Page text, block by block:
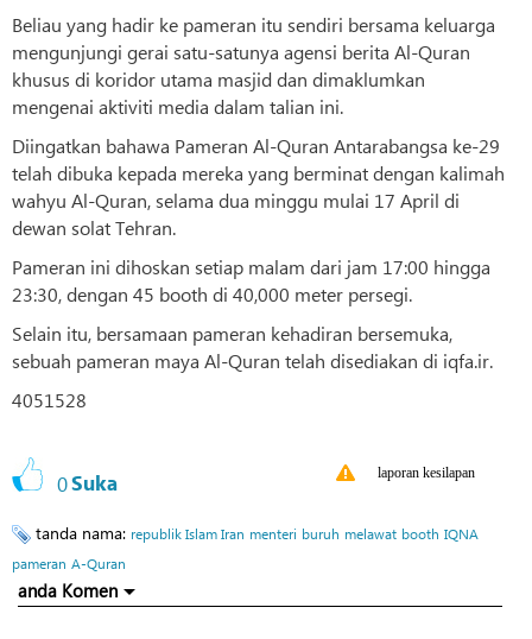
Beliau yang hadir ke pameran itu sendiri bersama keluarga
mengunjungi gerai satu-satunya agensi berita Al-Quran
khusus di koridor utama masjid dan dimaklumkan
mengenai aktiviti media dalam talian ini.
Diingatkan bahawa Pameran Al-Quran Antarabangsa ke-29
telah dibuka kepada mereka yang berminat dengan kalimah
wahyu Al-Quran, selama dua minggu mulai 17 April di
dewan solat Tehran.
Pameran ini dihoskan setiap malam dari jam 17:00 hingga
23:30, dengan 45 booth di 40,000 meter persegi.
Selain itu, bersamaan pameran kehadiran bersemuka,
sebuah pameran maya Al-Quran telah disediakan di iqfa.ir.
4051528
0Suka laporan kesilapan
tanda nama: republik Islam Iran menteri buruh melawat booth IQNA
pameran A-Quran
anda Komen